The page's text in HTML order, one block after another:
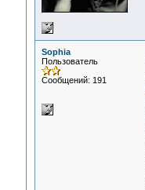
Sophia
Пользователь
Сообщений: 191